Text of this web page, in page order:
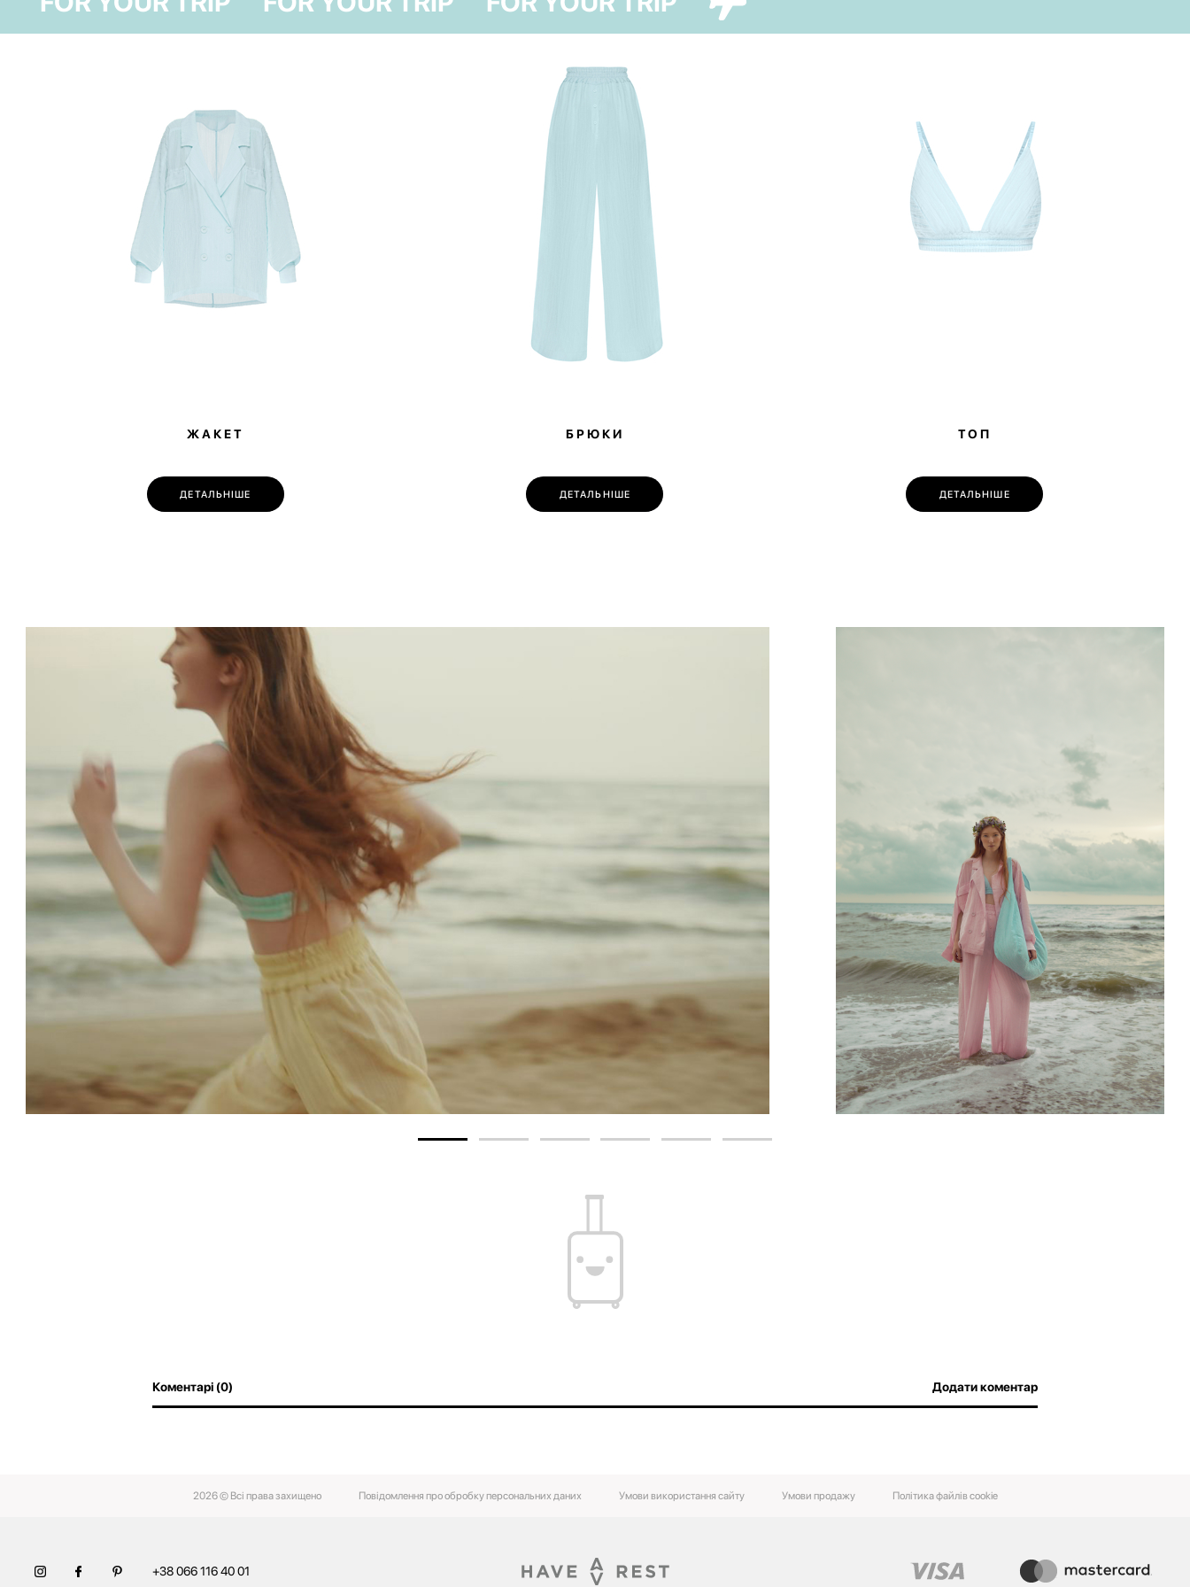
тканини ти зможеш не перейматися, що вона зімнеться та
без страху скласти у валізу або сумку під час подорожі.
ЖАКЕТ
ДЕТАЛЬНІШЕ
БРЮКИ
ДЕТАЛЬНІШЕ
ТОП
ДЕТАЛЬНІШЕ
Коментарі (0) Додати коментар
2026 © Всі права захищено Повідомлення про обробку персональних даних Умови використання сайту Умови‌ ‌продажу‌ Політика файлів cookie
+38 066 116 40 01